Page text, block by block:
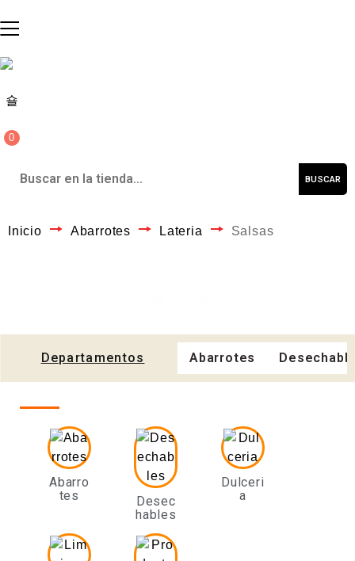
0
BUSCAR
Inicio Abarrotes Lateria Salsas
Departamentos Abarrotes
Abarro
tes
Desec
hables
Dulceri
a